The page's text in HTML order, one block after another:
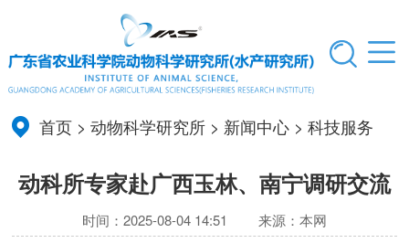
首页 >动物科学研究所 > 新闻中心 >科技服务
动科所专家赴广西玉林、南宁调研交流
时间：2025-08-04 14:51 来源：本网